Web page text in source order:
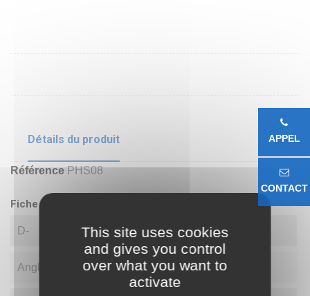
Détails du produit
Référence PHS08
Fiche technique
D- 8.00
Angle 14.00
APPEL
CONTACT
This site uses cookies
and gives you control
over what you want to
activate